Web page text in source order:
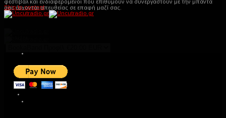
Skip to content
φεστιβάλ και ενδιαφερόμενοι που επιθυμούν να συνεργαστούν με την μπάντα
σας έρχονται απευθείας σε επαφή μαζί σας.